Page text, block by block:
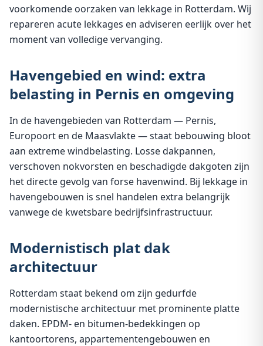
voorkomende oorzaken van lekkage in Rotterdam. Wij
repareren acute lekkages en adviseren eerlijk over het
moment van volledige vervanging.
Havengebied en wind: extra
belasting in Pernis en omgeving
In de havengebieden van Rotterdam — Pernis,
Europoort en de Maasvlakte — staat bebouwing bloot
aan extreme windbelasting. Losse dakpannen,
verschoven nokvorsten en beschadigde dakgoten zijn
het directe gevolg van forse havenwind. Bij lekkage in
havengebouwen is snel handelen extra belangrijk
vanwege de kwetsbare bedrijfsinfrastructuur.
Modernistisch plat dak
architectuur
Rotterdam staat bekend om zijn gedurfde
modernistische architectuur met prominente platte
daken. EPDM- en bitumen-bedekkingen op
kantoortorens, appartementengebouwen en